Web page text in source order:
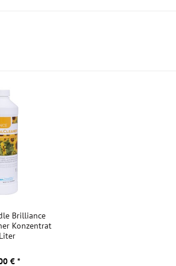
Brilliance
Konzentrat
€ *